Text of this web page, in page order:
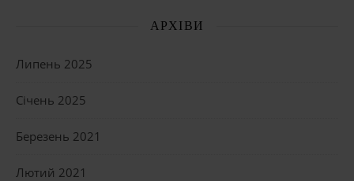
АРХІВИ
Липень 2025
Січень 2025
Березень 2021
Лютий 2021